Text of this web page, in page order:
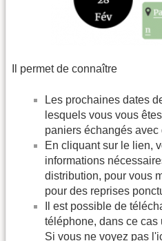
Il permet de connaître
Les prochaines dates
lesquels vous vous
paniers échangés avec
En cliquant sur le lien,
informations
distribution, pour vous
pour des reprises
Il est possible de
téléphone, dans ce cas
Si vous ne voyez pas